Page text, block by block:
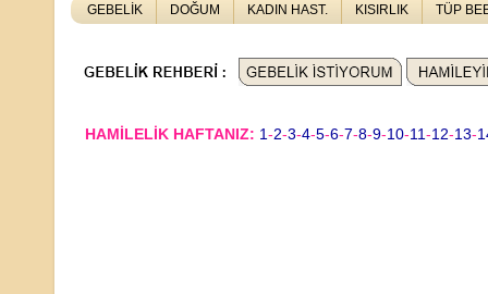
GEBELİK DOĞUM KADIN HAST. KISIRLIK TÜP
HAMİLELİK HAFTANIZ: 1-2-3-4-5-6-7-8-9-10-11-12-13-